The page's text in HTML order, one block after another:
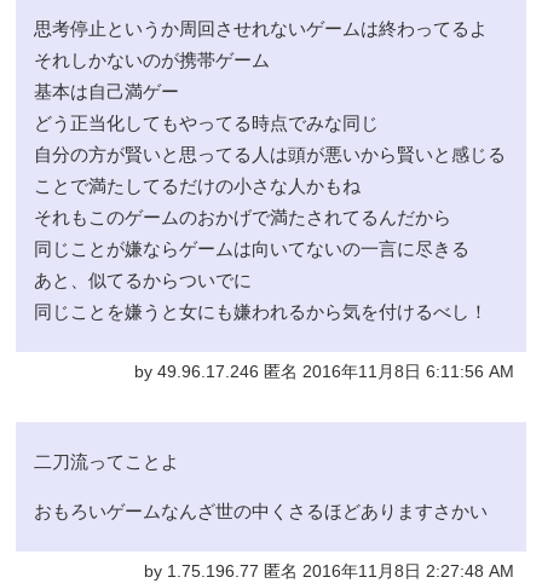
思考停止というか周回させれないゲームは終わってるよ
それしかないのが携帯ゲーム
基本は自己満ゲー
どう正当化してもやってる時点でみな同じ
自分の方が賢いと思ってる人は頭が悪いから賢いと感じる
ことで満たしてるだけの小さな人かもね
それもこのゲームのおかげで満たされてるんだから
同じことが嫌ならゲームは向いてないの一言に尽きる
あと、似てるからついでに
同じことを嫌うと女にも嫌われるから気を付けるべし！
by 49.96.17.246 匿名 2016年11月8日 6:11:56 AM
二刀流ってことよ
おもろいゲームなんざ世の中くさるほどありますさかい
by 1.75.196.77 匿名 2016年11月8日 2:27:48 AM